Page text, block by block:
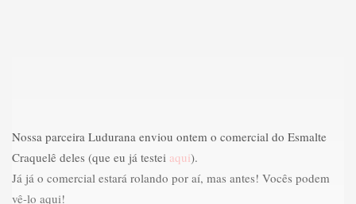
Nossa parceira Ludurana enviou ontem o comercial do Esmalte
Craquelê deles (que eu já testei aqui).
Já já o comercial estará rolando por aí, mas antes! Vocês podem
vê-lo aqui!